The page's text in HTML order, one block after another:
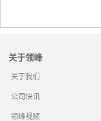
关于领峰
关于我们
公司快讯
领峰视频